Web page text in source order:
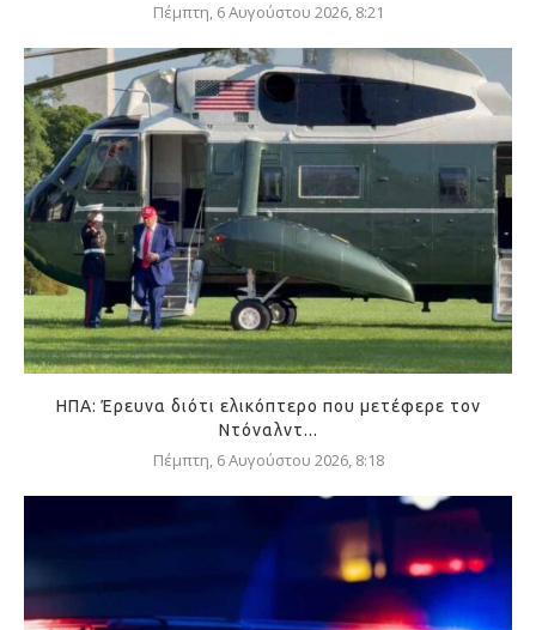
Πέμπτη, 6 Αυγούστου 2026, 8:21
ΗΠΑ: Έρευνα διότι ελικόπτερο που μετέφερε τον
Ντόναλντ...
Πέμπτη, 6 Αυγούστου 2026, 8:18